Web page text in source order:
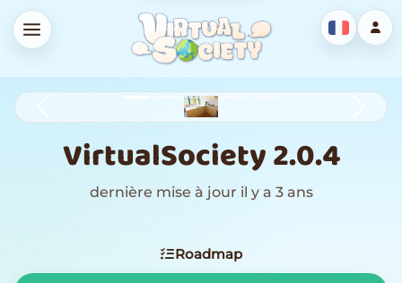
VirtualSociety 2.0.4
dernière mise à jour il y a 3 ans
Roadmap